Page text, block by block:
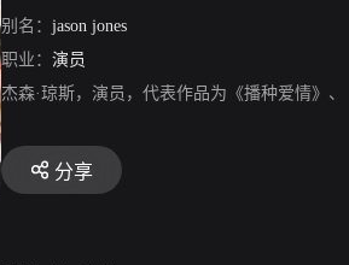
别名： jason jones
职业： 演员
杰森·琼斯，演员，代表作品为《播种爱情》
分享